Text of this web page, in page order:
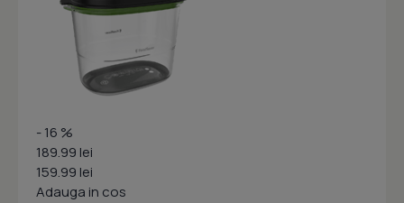
- 16 %
189.99 lei
159.99 lei
Adauga in cos